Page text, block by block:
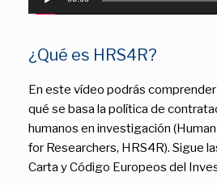
¿Qué es HRS4R?
En este vídeo podrás
qué se basa la política de
humanos en investigación
for Researchers, HRS4R). Sigue
Carta y Código Europeos del